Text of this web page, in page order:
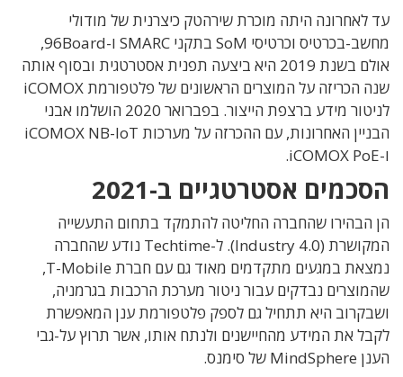
עד לאחרונה היתה מוכרת שירהטק כיצרנית של מודולי
מחשב-בכרטיס וכרטיסי SoM בתקני SMARC ו-96Board,
אולם בשנת 2019 היא ביצעה תפנית אסטרטגית ובסוף אותה
שנה הכריזה על המוצרים הראשונים של פלטפורמת iCOMOX
לניטור מידע ברצפת הייצור. בפברואר 2020 הושלמו אבני
הבניין האחרונות, עם ההכרזה על מערכות iCOMOX NB-IoT
ו-iCOMOX PoE.
הסכמים אסטרטגיים ב-2021
הן הבהירו שהחברה החליטה להתמקד בתחום התעשייה
המקושרת (Industry 4.0). ל-Techtime נודע שהחברה
נמצאת במגעים מתקדמים מאוד גם עם חברת T-Mobile,
שהמוצרים נבדקים עבור ניטור מערכת הרכבות בגרמניה,
ושבקרוב היא תתחיל גם לספק פלטפורמת ענן המאפשרת
לקבל את המידע מהחיישנים ולנתח אותו, אשר תרוץ על-גבי
הענן MindSphere של סימנס.